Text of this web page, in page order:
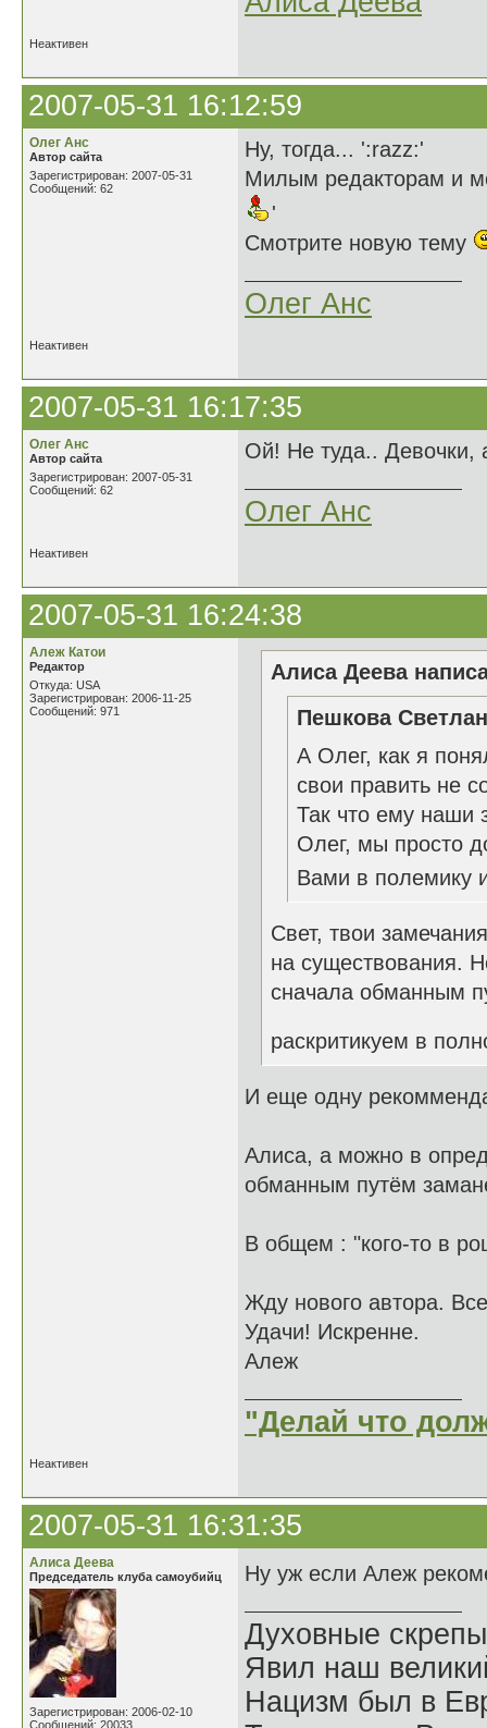
Неактивен
2007-05-31 16:12:59
Олег Анс
Автор сайта
Зарегистрирован: 2007-05-31
Сообщений: 62
Ну, тогда... ':razz:'
Милым редакторам и
'
Смотрите новую тему
Олег Анс
Неактивен
2007-05-31 16:17:35
Олег Анс
Автор сайта
Зарегистрирован: 2007-05-31
Сообщений: 62
Ой! Не туда.. Девочки,
Олег Анс
Неактивен
2007-05-31 16:24:38
Алеж Катои
Редактор
Откуда: USA
Зарегистрирован: 2006-11-25
Сообщений: 971
Алиса Деева
Пешкова
А Олег, как я
свои править не
Так что ему наши
Олег, мы просто
Вами в полемику
Свет, твои
на существования.
сначала обманным
раскритикуем в
И еще одну
Алиса, а можно в
обманным путём
В общем : "кого-то в
Жду нового автора.
Удачи! Искренне.
Алеж
"Делай что
Неактивен
2007-05-31 16:31:35
Алиса Деева
Председатель клуба самоубийц
Зарегистрирован: 2006-02-10
Сообщений: 20033
Ну уж если Алеж
Духовные
Явил наш
Нацизм был в